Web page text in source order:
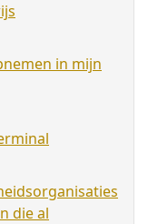
in mijn
die al